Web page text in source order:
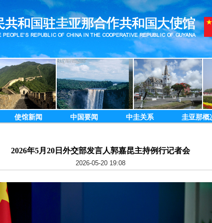
使馆新闻 中国要闻 中圭关系 圭亚那概
2026年5月20日外交部发言人郭嘉昆主持例行记者会
2026-05-20 19:08